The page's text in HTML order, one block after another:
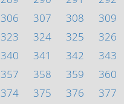
306 307 308
309
323 324 325
326
340 341 342
343
357 358 359
360
374 375 376
377